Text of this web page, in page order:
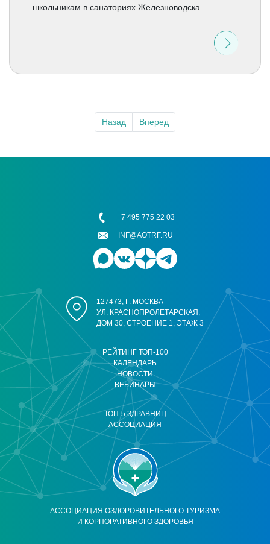
школьникам в санаториях Железноводска
Назад Вперед
АССОЦИАЦИЯ ОЗДОРОВИТЕЛЬНОГО ТУРИЗМА
И КОРПОРАТИВНОГО ЗДОРОВЬЯ
РЕЙТИНГ ТОП-100
КАЛЕНДАРЬ
НОВОСТИ
ВЕБИНАРЫ
ТОП-5 ЗДРАВНИЦ
АССОЦИАЦИЯ
127473, Г. МОСКВА
УЛ. КРАСНОПРОЛЕТАРСКАЯ,
ДОМ 30, СТРОЕНИЕ 1, ЭТАЖ 3
+7 495 775 22 03
INF@AOTRF.RU